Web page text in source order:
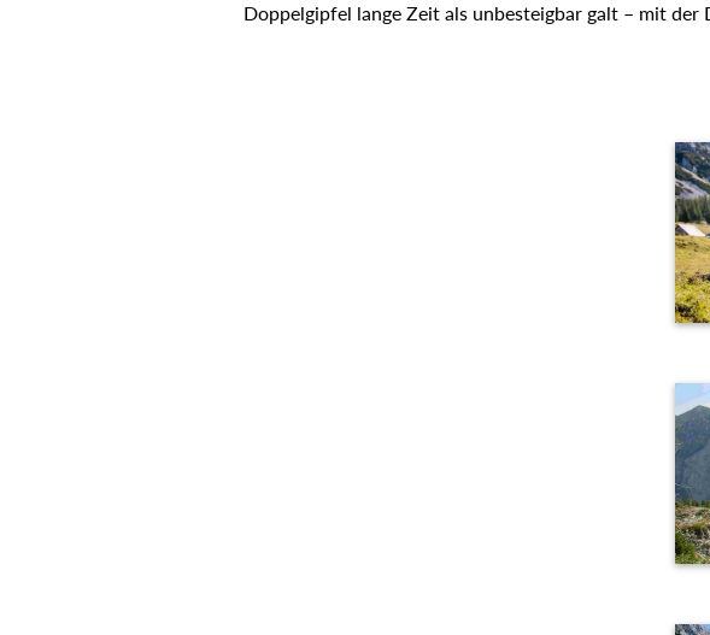
Doppelgipfel lange Zeit als unbesteigbar galt – mit